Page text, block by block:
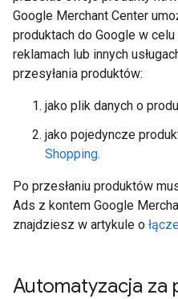
Google Merchant Center
produktach do Google w
reklamach lub innych
przesyłania produktów:
jako plik danych o
jako pojedyncze
Shopping.
Po przesłaniu produktów
Ads z kontem Google
znajdziesz w artykule o
Automatyzacja za